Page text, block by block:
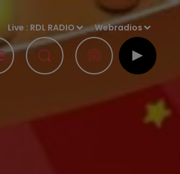
Live : RDL RADIO Webradios